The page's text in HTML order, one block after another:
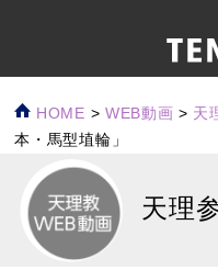
HOME > WEB動画 > 天
本・馬型埴輪」
天理